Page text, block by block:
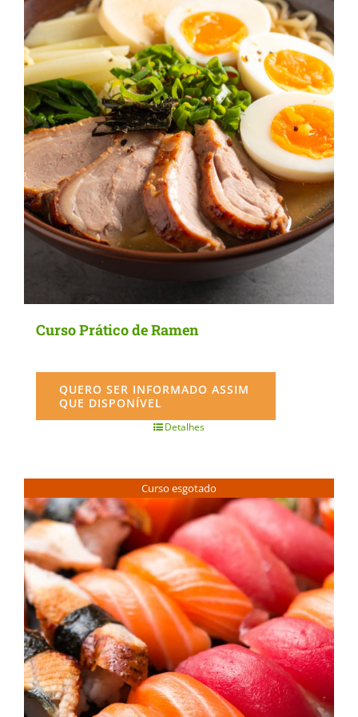
options
may
be
chosen
on
the
product
page
Curso Prático de Ramen
QUERO SER INFORMADO ASSIM
QUE DISPONÍVEL
Detalhes
Curso esgotado